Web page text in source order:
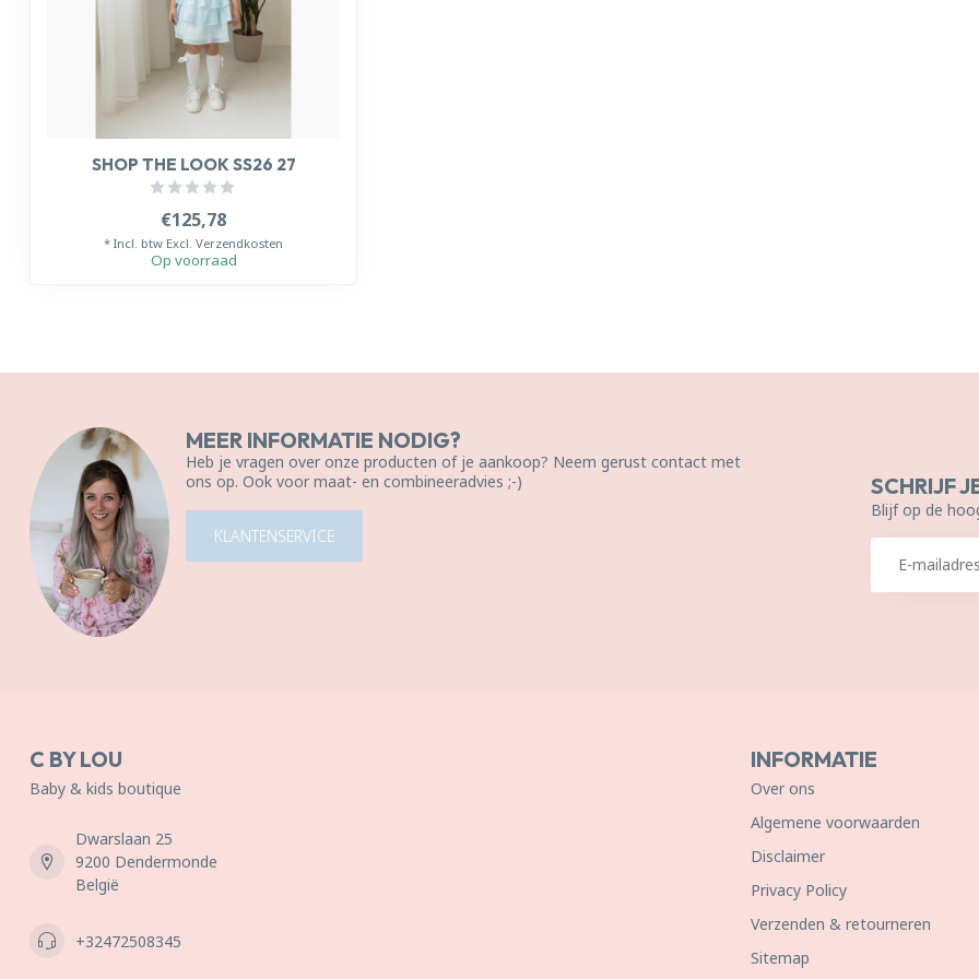
SHOP THE LOOK SS26 27
€125,78
* Incl. btw Excl. Verzendkosten
Op voorraad
MEER INFORMATIE NODIG?
Heb je vragen over onze producten of je aankoop? Neem gerust contact met
ons op. Ook voor maat- en combineeradvies ;-)
KLANTENSERVICE
SCHRIJF
Blijf op de
C BY LOU
Baby & kids boutique
Dwarslaan 25
9200 Dendermonde
België
+32472508345
INFORMATIE
Over ons
Algemene voorwaarden
Disclaimer
Privacy Policy
Verzenden & retourneren
Sitemap